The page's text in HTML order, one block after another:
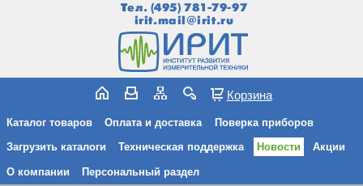
Тел. (495) 781-79-97
irit.mail@irit.ru
Корзина
Каталог товаров Оплата и доставка Поверка приборов
Загрузить каталоги Техническая поддержка Новости Акции
О компании Персональный раздел